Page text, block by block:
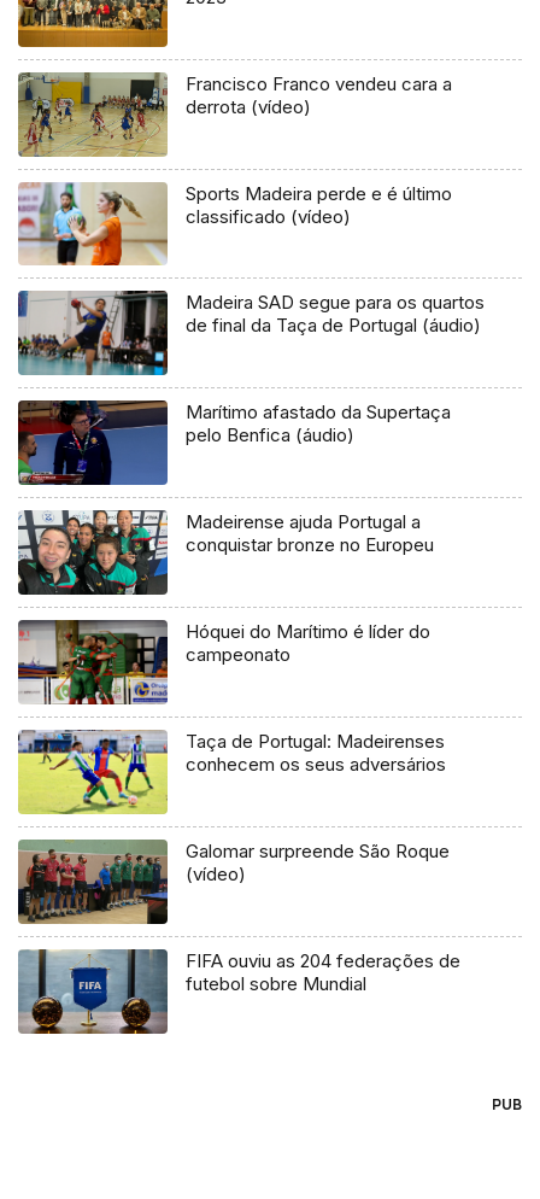
Francisco Franco vendeu cara a
derrota (vídeo)
Sports Madeira perde e é último
classificado (vídeo)
Madeira SAD segue para os quartos
de final da Taça de Portugal (áudio)
Marítimo afastado da Supertaça
pelo Benfica (áudio)
Madeirense ajuda Portugal a
conquistar bronze no Europeu
Hóquei do Marítimo é líder do
campeonato
Taça de Portugal: Madeirenses
conhecem os seus adversários
Galomar surpreende São Roque
(vídeo)
FIFA ouviu as 204 federações de
futebol sobre Mundial
PUB